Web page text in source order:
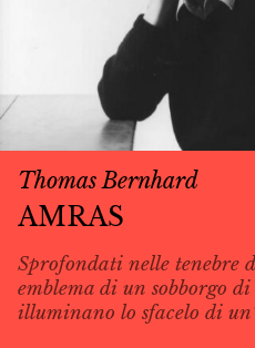
Thomas Bernhard
AMRAS
Sprofondati nelle tenebre
emblema di un sobborgo
illuminano lo sfacelo di